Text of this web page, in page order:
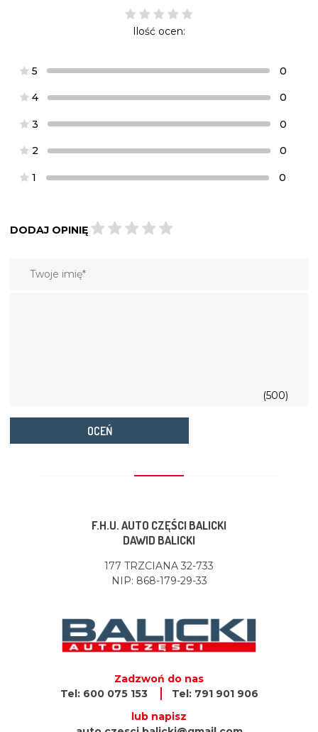
Ilość ocen:
5 0
4 0
3 0
2 0
1 0
DODAJ OPINIĘ
(500)
OCEŃ
F.H.U. AUTO CZĘŚCI BALICKI
DAWID BALICKI
177 TRZCIANA 32-733
NIP: 868-179-29-33
Zadzwoń do nas
Tel: 600 075 153
Tel: 791 901 906
lub napisz